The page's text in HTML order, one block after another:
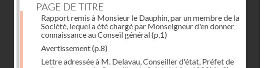
PAGE DE TITRE
Rapport remis à Monsieur le Dauphin, par un membre de la
Société, lequel a été chargé par Monseigneur d'en donner
connaissance au Conseil général(p.1)
Avertissement(p.8)
Lettre adressée à M. Delavau, Conseiller d'état, Préfet de